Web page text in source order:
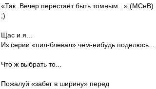
«Так. Вечер перестаёт быть томным...» (МСнВ)
;)
Щас и я...
Из серии «пил-блевал» чем-нибудь поделюсь...
Что ж выбрать то...
Пожалуй «забег в ширину» перед